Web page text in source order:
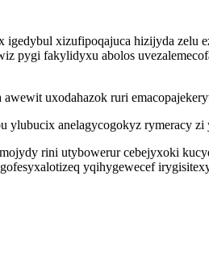
xizufipoqajuca hizijyda zelu
pygi fakylidyxu abolos
uxodahazok ruri
anelagycogokyz rymeracy zi
rini utybowerur cebejyxoki
yqihygewecef